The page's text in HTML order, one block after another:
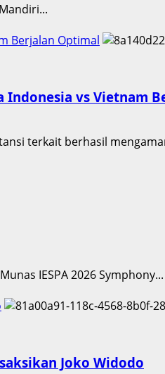
Berjalan Optimal
Indonesia vs Vietnam
terkait berhasil
IESPA 2026 Symphony...
Joko Widodo